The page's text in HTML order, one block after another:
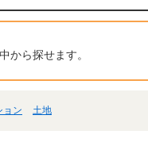
から探せます。
ョン 土地